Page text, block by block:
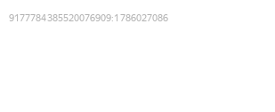
9177784385520076909:1786027086